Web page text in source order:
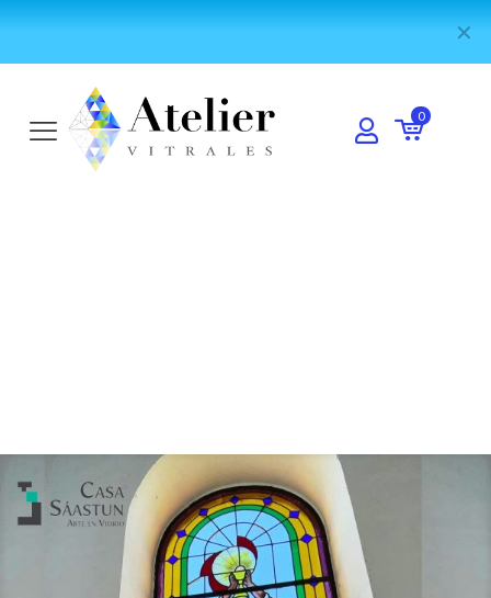
✕
0